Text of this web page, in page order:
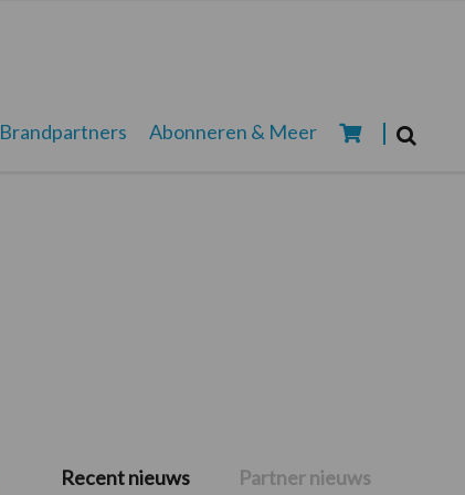
Brandpartners Abonneren & Meer
Primaire
Recent nieuws Partner nieuws